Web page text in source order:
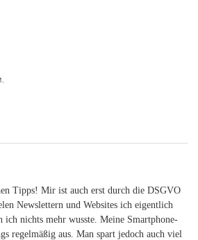
Tipps! Mir ist auch erst durch die DSGVO
Newslettern und Websites ich eigentlich
ich nichts mehr wusste. Meine Smartphone-
regelmäßig aus. Man spart jedoch auch viel